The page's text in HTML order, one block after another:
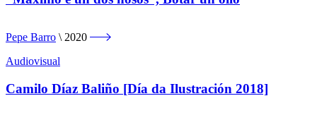
Pepe Barro
2020
Audiovisual
Camilo Díaz Baliño [Día da Ilustración 2018]